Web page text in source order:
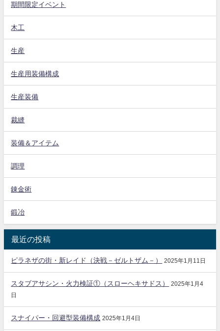
期間限定イベント
木工
生産
生産用装備構成
生産装備
裁縫
装備＆アイテム
調理
錬金術
鍛冶
最近の投稿
ピラネザの街・新レイド（決戦－ゼルトザム－） 2025年1月11日
スタブアサシン・火力検証①（スローヘキサドス）
2025年1月4
日
スナイパー・回避型装備構成 2025年1月4日